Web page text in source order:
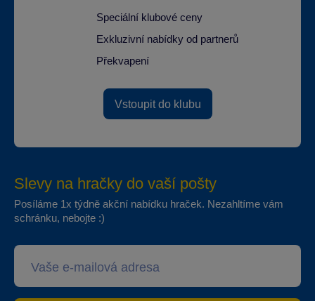
Speciální klubové ceny
Exkluzivní nabídky od partnerů
Překvapení
Vstoupit do klubu
Slevy na hračky do vaší pošty
Posíláme 1x týdně akční nabídku hraček. Nezahltíme vám
schránku, nebojte :)